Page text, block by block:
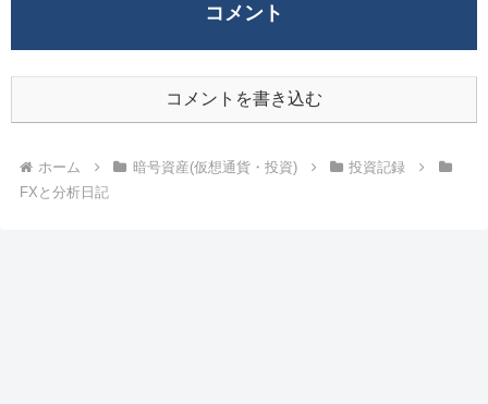
コメント
コメントを書き込む
ホーム 暗号資産(仮想通貨・投資)
投資記録
FXと分析日記